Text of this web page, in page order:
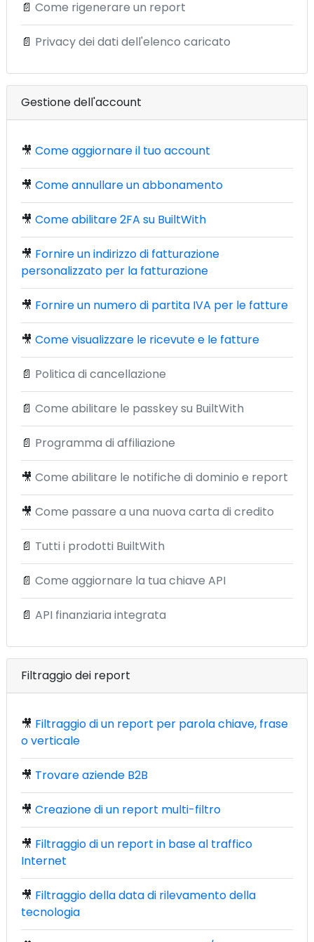
📄 Come rigenerare un report
📄 Privacy dei dati dell'elenco caricato
Gestione dell'account
🎥 Come aggiornare il tuo account
🎥 Come annullare un abbonamento
🎥 Come abilitare 2FA su BuiltWith
🎥 Fornire un indirizzo di fatturazione
personalizzato per la fatturazione
🎥 Fornire un numero di partita IVA per le fatture
🎥 Come visualizzare le ricevute e le fatture
📄 Politica di cancellazione
📄 Come abilitare le passkey su BuiltWith
📄 Programma di affiliazione
🎥 Come abilitare le notifiche di dominio e report
🎥 Come passare a una nuova carta di credito
📄 Tutti i prodotti BuiltWith
📄 Come aggiornare la tua chiave API
📄 API finanziaria integrata
Filtraggio dei report
🎥 Filtraggio di un report per parola chiave, frase
o verticale
🎥 Trovare aziende B2B
🎥 Creazione di un report multi-filtro
🎥 Filtraggio di un report in base al traffico
Internet
🎥 Filtraggio della data di rilevamento della
tecnologia